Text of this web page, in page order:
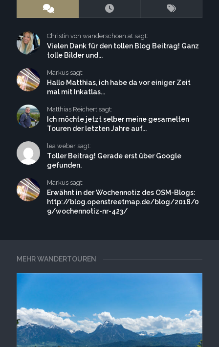
MEHR WANDERTOUREN
Christin von wanderschoen.at sagt:
Vielen Dank für den tollen Blog Beitrag! Ganz
tolle Bilder und...
Markus sagt:
Hallo Matthias, ich habe da vor einiger Zeit
mal mit Inkatlas...
Matthias Reichert sagt:
Ich möchte jetzt selber meine gesamelten
Touren der letzten Jahre auf...
lea weber sagt:
Toller Beitrag! Gerade erst über Google
gefunden.
Markus sagt:
Erwähnt in der Wochennotiz des OSM-Blogs:
http://blog.openstreetmap.de/blog/2018/0
9/wochennotiz-nr-423/